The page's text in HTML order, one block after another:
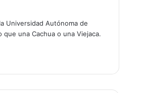
Universidad Autónoma de
que una Cachua o una Viejaca.